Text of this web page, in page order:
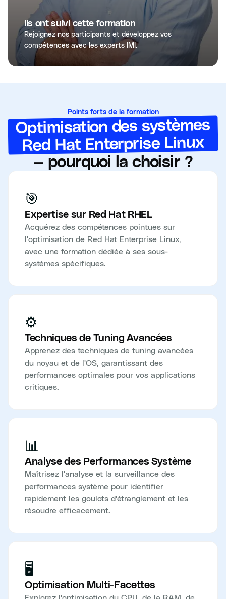
Ils ont suivi cette formation
Rejoignez nos participants et développez vos
compétences avec les experts IMI.
Points forts de la formation
Optimisation des systèmes
Red Hat Enterprise Linux
— pourquoi la choisir ?
🎯
Expertise sur Red Hat RHEL
Acquérez des compétences pointues sur
l'optimisation de Red Hat Enterprise Linux,
avec une formation dédiée à ses sous-
systèmes spécifiques.
⚙️
Techniques de Tuning Avancées
Apprenez des techniques de tuning avancées
du noyau et de l'OS, garantissant des
performances optimales pour vos applications
critiques.
📊
Analyse des Performances Système
Maîtrisez l'analyse et la surveillance des
performances système pour identifier
rapidement les goulots d'étranglement et les
résoudre efficacement.
🖥️
Optimisation Multi-Facettes